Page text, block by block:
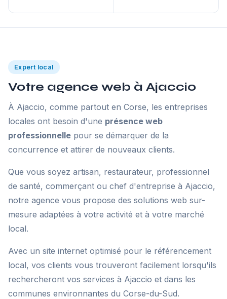
Expert local
Votre agence web à Ajaccio
À Ajaccio, comme partout en Corse, les entreprises
locales ont besoin d'une présence web
professionnelle pour se démarquer de la
concurrence et attirer de nouveaux clients.
Que vous soyez artisan, restaurateur, professionnel
de santé, commerçant ou chef d'entreprise à Ajaccio,
notre agence vous propose des solutions web sur-
mesure adaptées à votre activité et à votre marché
local.
Avec un site internet optimisé pour le référencement
local, vos clients vous trouveront facilement lorsqu'ils
rechercheront vos services à Ajaccio et dans les
communes environnantes du Corse-du-Sud.